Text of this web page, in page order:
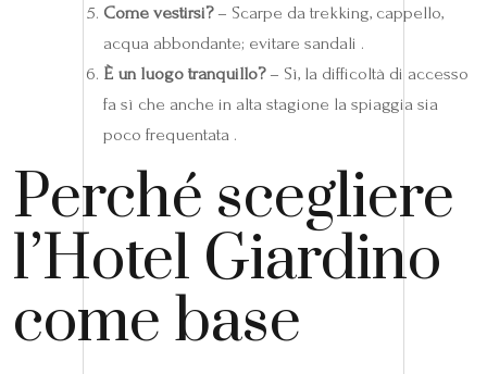
Come vestirsi?– Scarpe da trekking, cappello,
acqua abbondante; evitare sandali .
È un luogo tranquillo?– Sì, la difficoltà di accesso
fa sì che anche in alta stagione la spiaggia sia
poco frequentata .
Perché scegliere
l’Hotel Giardino
come base